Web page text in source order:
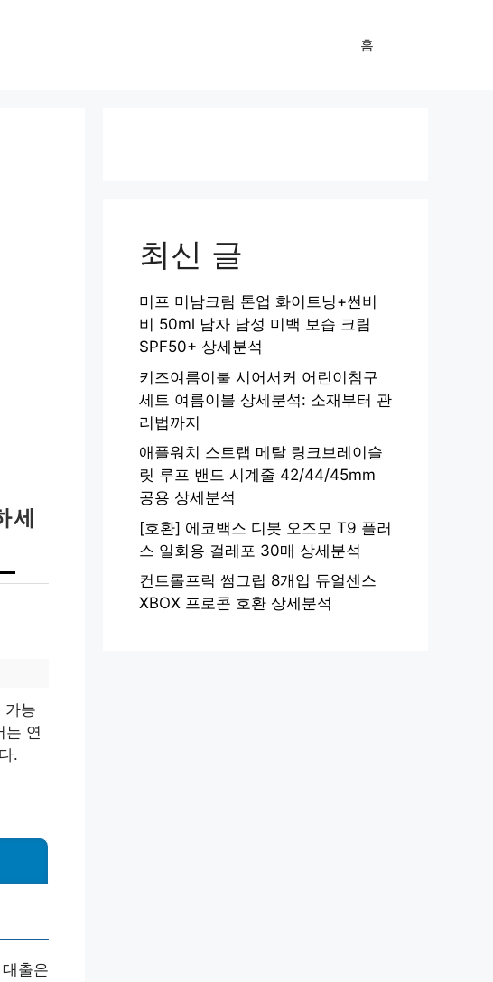
홈
세
가능
는 연
.
출은
최신 글
미프 미남크림 톤업 화이트닝+썬비
비 50ml 남자 남성 미백 보습 크림
SPF50+ 상세분석
키즈여름이불 시어서커 어린이침구
세트 여름이불 상세분석: 소재부터 관
리법까지
애플워치 스트랩 메탈 링크브레이슬
릿 루프 밴드 시계줄 42/44/45mm
공용 상세분석
[호환] 에코백스 디봇 오즈모 T9 플러
스 일회용 걸레포 30매 상세분석
컨트롤프릭 썸그립 8개입 듀얼센스
XBOX 프로콘 호환 상세분석